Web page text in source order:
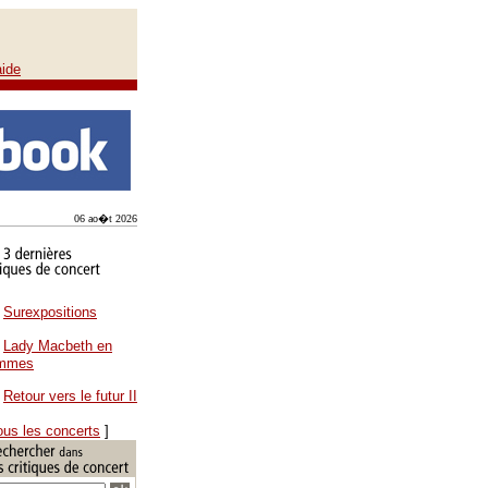
06 ao�t 2026
Surexpositions
Lady Macbeth en
Retour vers le futur II
les concerts ]